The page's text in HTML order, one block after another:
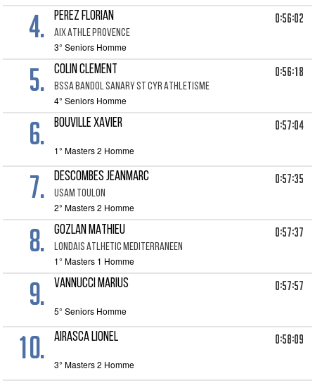
4. PEREZ FLORIAN
AIX ATHLE PROVENCE
0:56:02
3° Seniors Homme
5. COLIN CLEMENT
BSSA BANDOL SANARY ST CYR ATHLETISME
0:56:18
4° Seniors Homme
6. BOUVILLE XAVIER 0:57:04
1° Masters 2 Homme
7. DESCOMBES JEANMARC
USAM TOULON
0:57:35
2° Masters 2 Homme
8. GOZLAN MATHIEU
LONDAIS ATLHETIC MEDITERRANEEN
0:57:37
1° Masters 1 Homme
9. VANNUCCI MARIUS 0:57:57
5° Seniors Homme
10. AIRASCA LIONEL 0:58:09
3° Masters 2 Homme